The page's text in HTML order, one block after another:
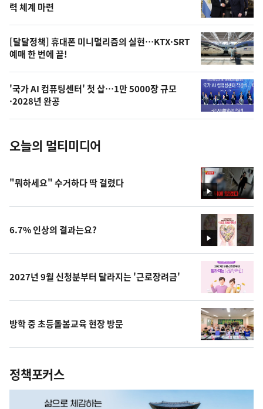
상
오
늘
의
사
진
력 체계 마련
[달달정책] 휴대폰 미니멀리즘의 실현…KTX·SRT
예매 한 번에 끝!
'국가 AI 컴퓨팅센터' 첫 삽…1만 5000장 규모
·2028년 완공
오늘의 멀티미디어
영
상
"뭐하세요" 수거하다 딱 걸렸다
영
상
6.7% 인상의 결과는요?
2027년 9월 신청분부터 달라지는 '근로장려금'
방학 중 초등돌봄교육 현장 방문
정책포커스